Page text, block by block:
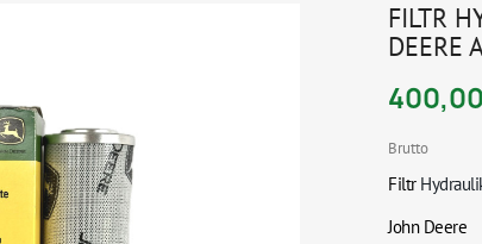
FILTR
DEERE
Brutto
Filtr
John Deere